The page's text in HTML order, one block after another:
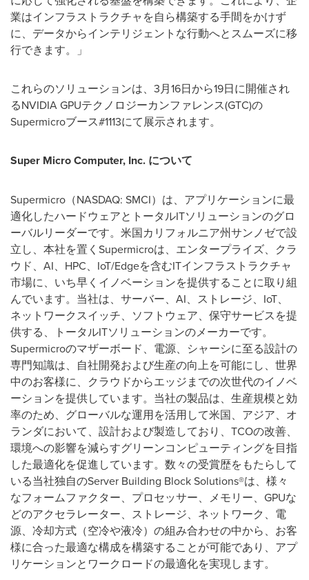
業はインフラストラクチャを自ら構築する手間をかけず
に、データからインテリジェントな行動へとスムーズに移
行できます。」
これらのソリューションは、3月16日から19日に開催され
るNVIDIA GPUテクノロジーカンファレンス(GTC)の
Supermicroブース#1113にて展示されます。
Super Micro Computer, Inc. について
Supermicro（NASDAQ: SMCI）は、アプリケーションに最
適化したハードウェアとトータルITソリューションのグロ
ーバルリーダーです。米国カリフォルニア州サンノゼで設
立し、本社を置くSupermicroは、エンタープライズ、クラ
ウド、AI、HPC、IoT/Edgeを含むITインフラストラクチャ
市場に、いち早くイノベーションを提供することに取り組
んでいます。当社は、サーバー、AI、ストレージ、IoT、
ネットワークスイッチ、ソフトウェア、保守サービスを提
供する、トータルITソリューションのメーカーです。
Supermicroのマザーボード、電源、シャーシに至る設計の
専門知識は、自社開発および生産の向上を可能にし、世界
中のお客様に、クラウドからエッジまでの次世代のイノベ
ーションを提供しています。当社の製品は、生産規模と効
率のため、グローバルな運用を活用して米国、アジア、オ
ランダにおいて、設計および製造しており、TCOの改善、
環境への影響を減らすグリーンコンピューティングを目指
した最適化を促進しています。数々の受賞歴をもたらして
いる当社独自のServer Building Block Solutions®は、様々
なフォームファクター、プロセッサー、メモリー、GPUな
どのアクセラレーター、ストレージ、ネットワーク、電
源、冷却方式（空冷や液冷）の組み合わせの中から、お客
様に合った最適な構成を構築することが可能であり、アプ
リケーションとワークロードの最適化を実現します。